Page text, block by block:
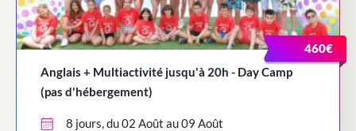
460€
Anglais + Multiactivité jusqu'à 20h - Day Camp
(pas d'hébergement)
8 jours, du 02 Août au 09 Août